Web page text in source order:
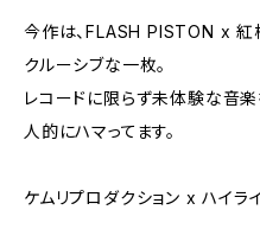
今作は、FLASH PISTON x 紅
クルーシブな一枚。
レコードに限らず未体験な音
人的にハマってます。
ケムリプロダクション x ハイラ